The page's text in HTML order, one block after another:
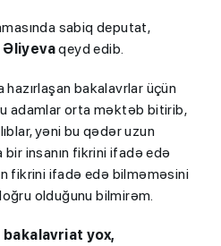
sabiq deputat,
Əliyevaqeyd edib.
bakalavrlar üçün
adamlar orta məktəb bitirib,
yəni bu qədər uzun
insanın fikrini ifadə edə
fikrini ifadə edə bilməməsini
olduğunu bilmirəm.
bakalavriat yox,